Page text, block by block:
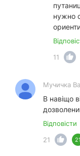
нужно
11
Мучичка
В навіщо
Відповісти
21
21